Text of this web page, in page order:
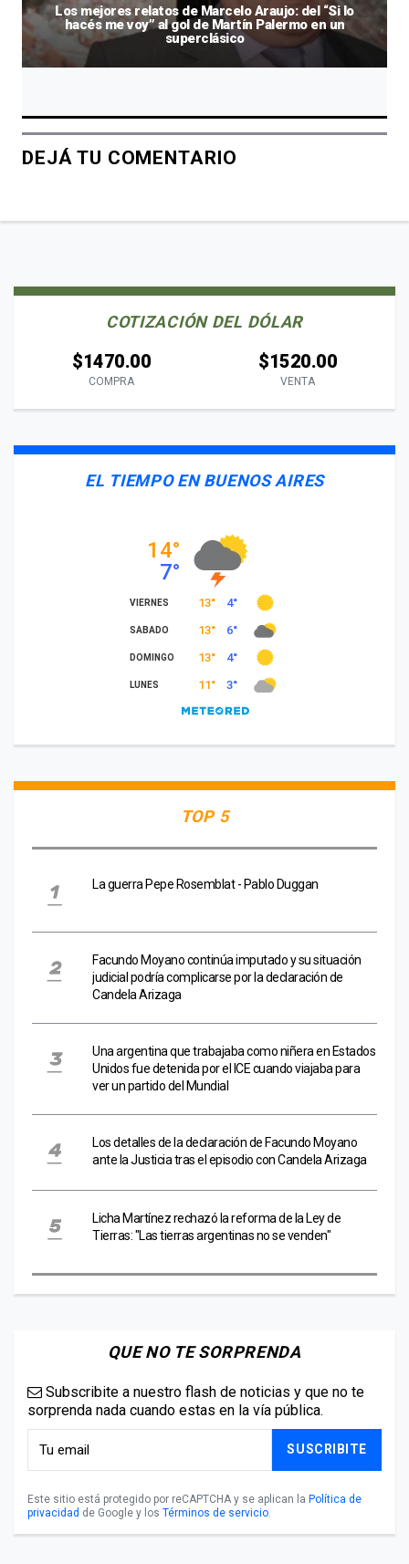
Los mejores relatos de Marcelo Araujo: del “Si lo
hacés me voy” al gol de Martín Palermo en un
superclásico
DEJÁ TU COMENTARIO
COTIZACIÓN DEL DÓLAR
$1470.00
COMPRA
$1520.00
VENTA
EL TIEMPO EN BUENOS AIRES
TOP 5
La guerra Pepe Rosemblat - Pablo Duggan
Facundo Moyano continúa imputado y su situación
judicial podría complicarse por la declaración de
Candela Arizaga
Una argentina que trabajaba como niñera en Estados
Unidos fue detenida por el ICE cuando viajaba para
ver un partido del Mundial
Los detalles de la declaración de Facundo Moyano
ante la Justicia tras el episodio con Candela Arizaga
Licha Martínez rechazó la reforma de la Ley de
Tierras: "Las tierras argentinas no se venden"
QUE NO TE SORPRENDA
Subscribite a nuestro flash de noticias y que no te
sorprenda nada cuando estas en la vía pública.
SUSCRIBITE
Este sitio está protegido por reCAPTCHA y se aplican la Política de
privacidad de Google y los Términos de servicio.